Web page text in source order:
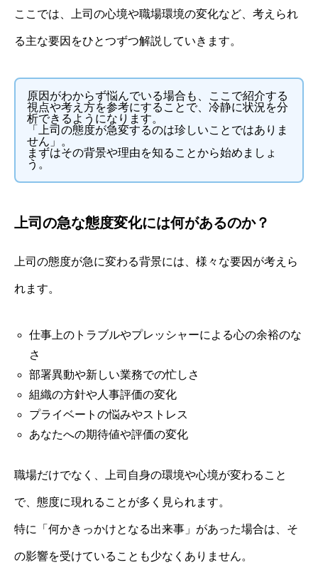
ここでは、上司の心境や職場環境の変化など、考えられ
る主な要因をひとつずつ解説していきます。
原因がわからず悩んでいる場合も、ここで紹介する
視点や考え方を参考にすることで、冷静に状況を分
析できるようになります。
「上司の態度が急変するのは珍しいことではありま
せん」。
まずはその背景や理由を知ることから始めましょ
う。
上司の急な態度変化には何があるのか？
上司の態度が急に変わる背景には、様々な要因が考えら
れます。
仕事上のトラブルやプレッシャーによる心の余裕のな
さ
部署異動や新しい業務での忙しさ
組織の方針や人事評価の変化
プライベートの悩みやストレス
あなたへの期待値や評価の変化
職場だけでなく、上司自身の環境や心境が変わること
で、態度に現れることが多く見られます。
特に「何かきっかけとなる出来事」があった場合は、そ
の影響を受けていることも少なくありません。